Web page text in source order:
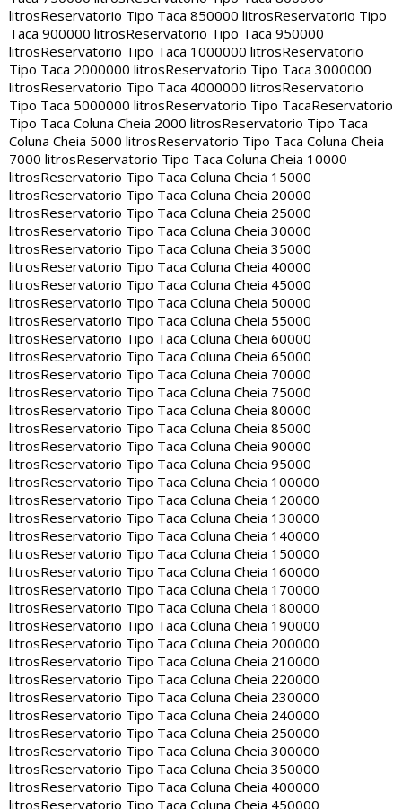
litrosReservatorio Tipo Taca 850000 litrosReservatorio Tipo
Taca 900000 litrosReservatorio Tipo Taca 950000
litrosReservatorio Tipo Taca 1000000 litrosReservatorio
Tipo Taca 2000000 litrosReservatorio Tipo Taca 3000000
litrosReservatorio Tipo Taca 4000000 litrosReservatorio
Tipo Taca 5000000 litrosReservatorio Tipo TacaReservatorio
Tipo Taca Coluna Cheia 2000 litrosReservatorio Tipo Taca
Coluna Cheia 5000 litrosReservatorio Tipo Taca Coluna Cheia
7000 litrosReservatorio Tipo Taca Coluna Cheia 10000
litrosReservatorio Tipo Taca Coluna Cheia 15000
litrosReservatorio Tipo Taca Coluna Cheia 20000
litrosReservatorio Tipo Taca Coluna Cheia 25000
litrosReservatorio Tipo Taca Coluna Cheia 30000
litrosReservatorio Tipo Taca Coluna Cheia 35000
litrosReservatorio Tipo Taca Coluna Cheia 40000
litrosReservatorio Tipo Taca Coluna Cheia 45000
litrosReservatorio Tipo Taca Coluna Cheia 50000
litrosReservatorio Tipo Taca Coluna Cheia 55000
litrosReservatorio Tipo Taca Coluna Cheia 60000
litrosReservatorio Tipo Taca Coluna Cheia 65000
litrosReservatorio Tipo Taca Coluna Cheia 70000
litrosReservatorio Tipo Taca Coluna Cheia 75000
litrosReservatorio Tipo Taca Coluna Cheia 80000
litrosReservatorio Tipo Taca Coluna Cheia 85000
litrosReservatorio Tipo Taca Coluna Cheia 90000
litrosReservatorio Tipo Taca Coluna Cheia 95000
litrosReservatorio Tipo Taca Coluna Cheia 100000
litrosReservatorio Tipo Taca Coluna Cheia 120000
litrosReservatorio Tipo Taca Coluna Cheia 130000
litrosReservatorio Tipo Taca Coluna Cheia 140000
litrosReservatorio Tipo Taca Coluna Cheia 150000
litrosReservatorio Tipo Taca Coluna Cheia 160000
litrosReservatorio Tipo Taca Coluna Cheia 170000
litrosReservatorio Tipo Taca Coluna Cheia 180000
litrosReservatorio Tipo Taca Coluna Cheia 190000
litrosReservatorio Tipo Taca Coluna Cheia 200000
litrosReservatorio Tipo Taca Coluna Cheia 210000
litrosReservatorio Tipo Taca Coluna Cheia 220000
litrosReservatorio Tipo Taca Coluna Cheia 230000
litrosReservatorio Tipo Taca Coluna Cheia 240000
litrosReservatorio Tipo Taca Coluna Cheia 250000
litrosReservatorio Tipo Taca Coluna Cheia 300000
litrosReservatorio Tipo Taca Coluna Cheia 350000
litrosReservatorio Tipo Taca Coluna Cheia 400000
litrosReservatorio Tipo Taca Coluna Cheia 450000